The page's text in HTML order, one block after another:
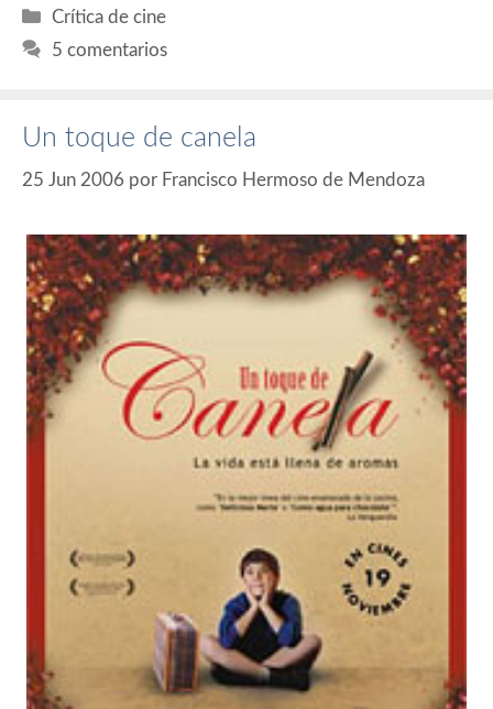
Categorías
Crítica de cine
5 comentarios
Un toque de canela
25 Jun 2006 por Francisco Hermoso de Mendoza